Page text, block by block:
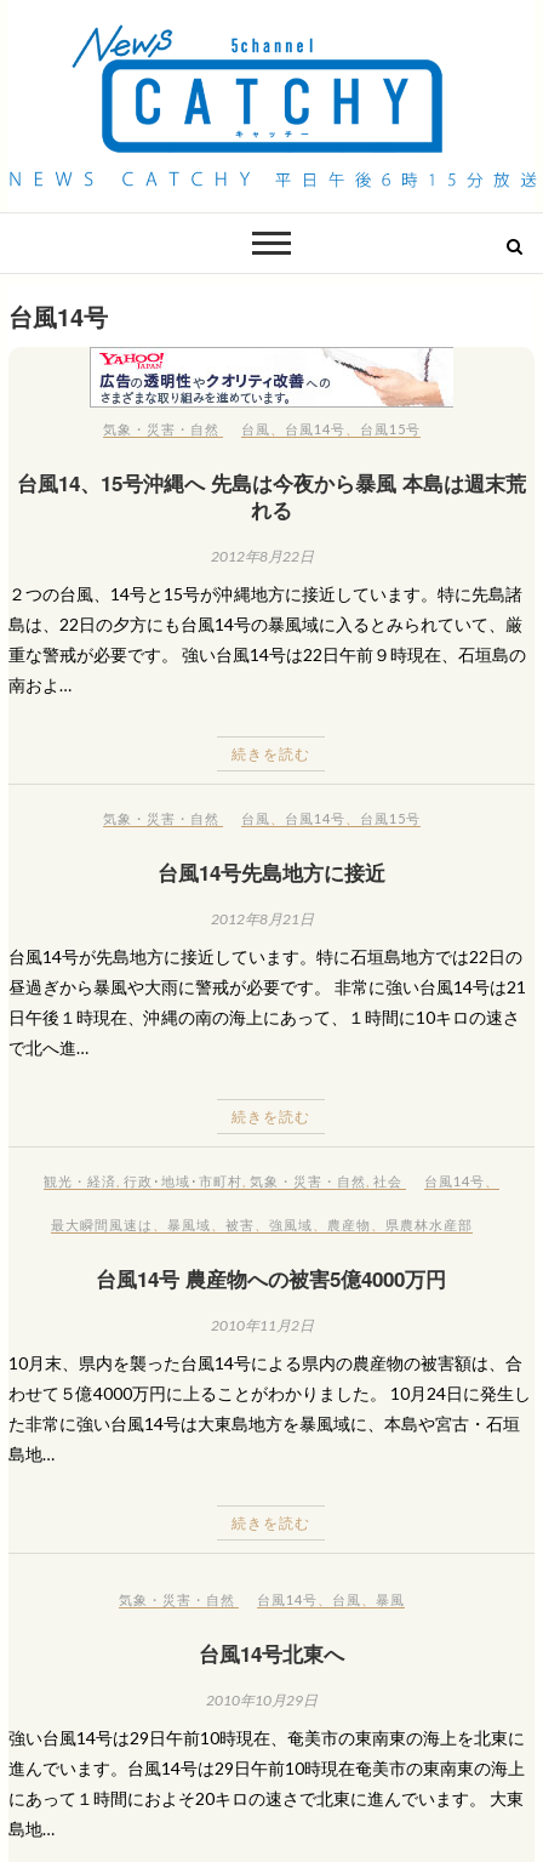
QAB NEWS Headline
台風14号
気象・災害・自然 台風 台風14号 台風15号
台風14、15号沖縄へ 先島は今夜から暴風 本島は週末荒
れる
2012年8月22日
２つの台風、14号と15号が沖縄地方に接近しています。特に先島諸
島は、22日の夕方にも台風14号の暴風域に入るとみられていて、厳
重な警戒が必要です。 強い台風14号は22日午前９時現在、石垣島の
南およ…
続きを読む
気象・災害・自然 台風 台風14号 台風15号
台風14号先島地方に接近
2012年8月21日
台風14号が先島地方に接近しています。特に石垣島地方では22日の
昼過ぎから暴風や大雨に警戒が必要です。 非常に強い台風14号は21
日午後１時現在、沖縄の南の海上にあって、１時間に10キロの速さ
で北へ進…
続きを読む
観光・経済 行政･地域･市町村 気象・災害・自然 社会 台風14号
最大瞬間風速は 、暴風域 、被害 、強風域 農産物 県農林水産部
台風14号 農産物への被害5億4000万円
2010年11月2日
10月末、県内を襲った台風14号による県内の農産物の被害額は、合
わせて５億4000万円に上ることがわかりました。 10月24日に発生し
た非常に強い台風14号は大東島地方を暴風域に、本島や宮古・石垣
島地…
続きを読む
気象・災害・自然 台風14号 台風 、暴風
台風14号北東へ
2010年10月29日
強い台風14号は29日午前10時現在、奄美市の東南東の海上を北東に
進んでいます。台風14号は29日午前10時現在奄美市の東南東の海上
にあって１時間におよそ20キロの速さで北東に進んでいます。 大東
島地…